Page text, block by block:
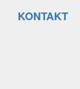
KONTAKT